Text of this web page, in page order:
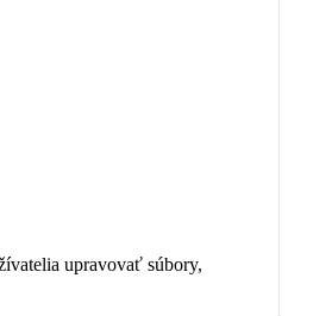
upravovať súbory,